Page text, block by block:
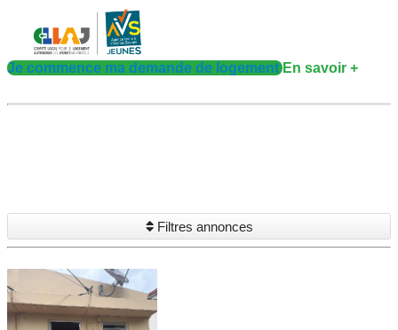
Je commence ma demande de logementEn savoir +
Filtres annonces